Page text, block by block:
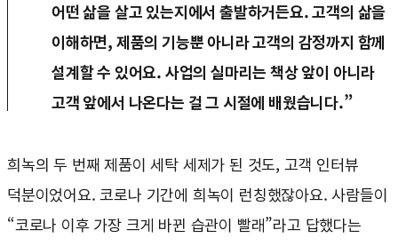
어떤 삶을 살고 있는지에서 출발하거든요. 고객의 삶을
이해하면, 제품의 기능뿐 아니라 고객의 감정까지 함께
설계할 수 있어요. 사업의 실마리는 책상 앞이 아니라
고객 앞에서 나온다는 걸 그 시절에 배웠습니다.”
희녹의 두 번째 제품이 세탁 세제가 된 것도, 고객 인터뷰
덕분이었어요. 코로나 기간에 희녹이 런칭했잖아요. 사람들이
“코로나 이후 가장 크게 바뀐 습관이 빨래”라고 답했다는